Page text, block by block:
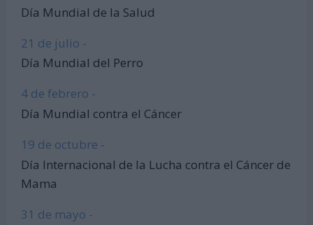
Día Mundial de la Salud
21 de julio -
Día Mundial del Perro
4 de febrero -
Día Mundial contra el Cáncer
19 de octubre -
Día Internacional de la Lucha contra el Cáncer de
Mama
31 de mayo -